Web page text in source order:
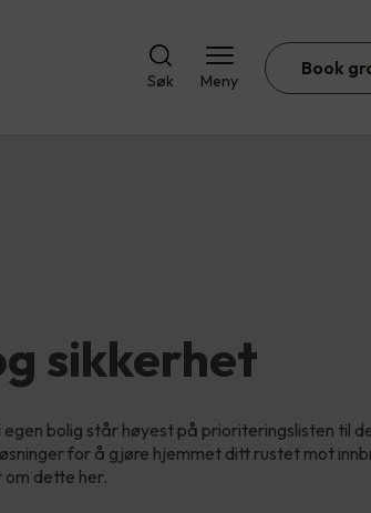
Søk Meny
Book
sikkerhet
bolig står høyest på prioriteringslisten til
for å gjøre hjemmet ditt rustet mot
dette her.